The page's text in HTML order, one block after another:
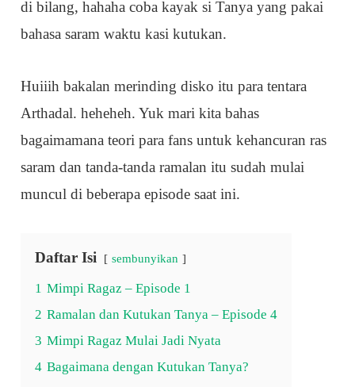
di bilang, hahaha coba kayak si Tanya yang pakai
bahasa saram waktu kasi kutukan.
Huiiih bakalan merinding disko itu para tentara
Arthadal. heheheh. Yuk mari kita bahas
bagaimamana teori para fans untuk kehancuran ras
saram dan tanda-tanda ramalan itu sudah mulai
muncul di beberapa episode saat ini.
Daftar Isi sembunyikan
1 Mimpi Ragaz – Episode 1
2 Ramalan dan Kutukan Tanya – Episode 4
3 Mimpi Ragaz Mulai Jadi Nyata
4 Bagaimana dengan Kutukan Tanya?